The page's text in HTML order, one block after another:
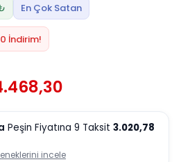
En Çok Satan
İndirim!
Peşin Fiyatına 9 Taksit 3.020,78
incele